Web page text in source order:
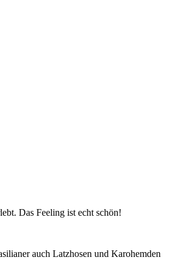
Das Feeling ist echt schön!
auch Latzhosen und Karohemden